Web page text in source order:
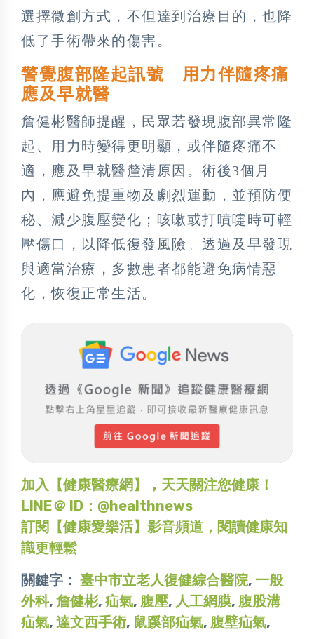
選擇微創方式，不但達到治療目的，也降
低了手術帶來的傷害。
警覺腹部隆起訊號 用力伴隨疼痛
應及早就醫
詹健彬醫師提醒，民眾若發現腹部異常隆
起、用力時變得更明顯，或伴隨疼痛不
適，應及早就醫釐清原因。術後3個月
內，應避免提重物及劇烈運動，並預防便
秘、減少腹壓變化；咳嗽或打噴嚏時可輕
壓傷口，以降低復發風險。透過及早發現
與適當治療，多數患者都能避免病情惡
化，恢復正常生活。
加入【健康醫療網】，天天關注您健康！
LINE＠ ID：@healthnews
訂閱【健康愛樂活】影音頻道，閱讀健康知
識更輕鬆
關鍵字： 臺中市立老人復健綜合醫院, 一般
外科, 詹健彬, 疝氣, 腹壓, 人工網膜, 腹股溝
疝氣, 達文西手術, 鼠蹊部疝氣, 腹壁疝氣,